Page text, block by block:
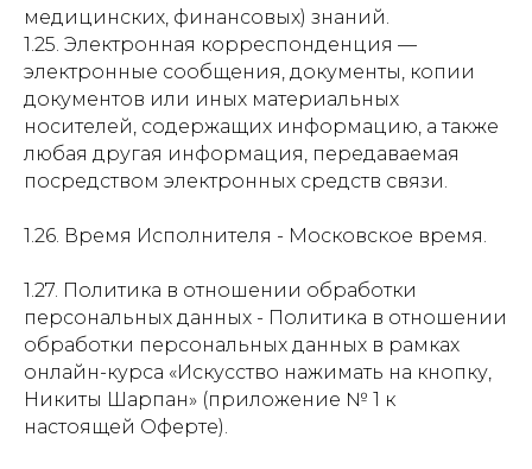
медицинских, финансовых) знаний.
1.25. Электронная корреспонденция —
электронные сообщения, документы, копии
документов или иных материальных
носителей, содержащих информацию, а также
любая другая информация, передаваемая
посредством электронных средств связи.
1.26. Время Исполнителя - Московское время.
1.27. Политика в отношении обработки
персональных данных - Политика в отношении
обработки персональных данных в рамках
онлайн-курса «Искусство нажимать на кнопку,
Никиты Шарпан» (приложение № 1 к
настоящей Оферте).